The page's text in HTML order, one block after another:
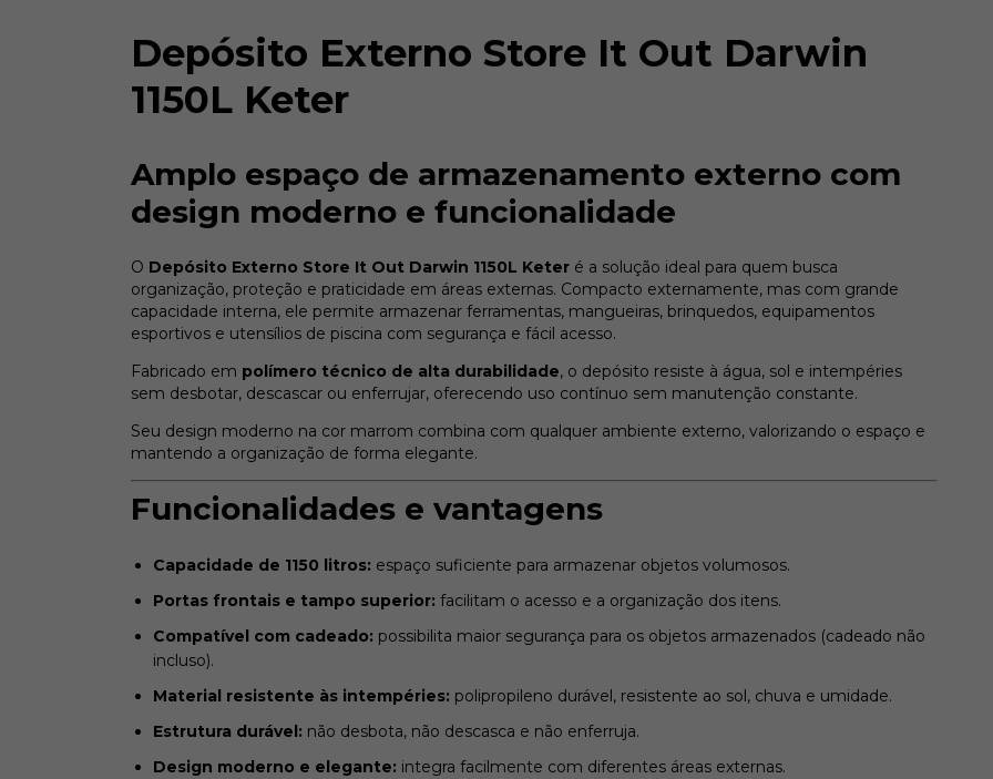
Depósito Externo Store It Out Darwin
1150L Keter
Amplo espaço de armazenamento externo com
design moderno e funcionalidade
O Depósito Externo Store It Out Darwin 1150L Keter é a solução ideal para quem busca
organização, proteção e praticidade em áreas externas. Compacto externamente, mas com grande
capacidade interna, ele permite armazenar ferramentas, mangueiras, brinquedos, equipamentos
esportivos e utensílios de piscina com segurança e fácil acesso.
Fabricado em polímero técnico de alta durabilidade, o depósito resiste à água, sol e intempéries
sem desbotar, descascar ou enferrujar, oferecendo uso contínuo sem manutenção constante.
Seu design moderno na cor marrom combina com qualquer ambiente externo, valorizando o espaço e
mantendo a organização de forma elegante.
Funcionalidades e vantagens
Capacidade de 1150 litros: espaço suficiente para armazenar objetos volumosos.
Portas frontais e tampo superior: facilitam o acesso e a organização dos itens.
Compatível com cadeado: possibilita maior segurança para os objetos armazenados (cadeado não
incluso).
Material resistente às intempéries: polipropileno durável, resistente ao sol, chuva e umidade.
Estrutura durável: não desbota, não descasca e não enferruja.
Design moderno e elegante: integra facilmente com diferentes áreas externas.